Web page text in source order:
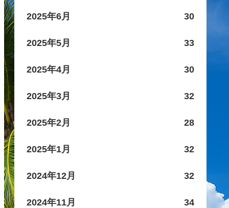
2025年6月 30
2025年5月 33
2025年4月 30
2025年3月 32
2025年2月 28
2025年1月 32
2024年12月 32
2024年11月 34